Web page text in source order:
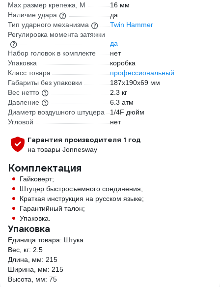
Max размер крепежа, М
16 мм
Наличие удара
да
Тип ударного механизма
Twin Hammer
Регулировка момента затяжки
да
Набор головок в комплекте
нет
Упаковка
коробка
Класс товара
профессиональный
Габариты без упаковки
187х190х69 мм
Вес нетто
2.3 кг
Давление
6.3 атм
Диаметр воздушного штуцера
1/4F дюйм
Угловой
нет
Гарантия производителя 1 год
на товары Jonnesway
Комплектация
Гайковерт;
Штуцер быстросъемного соединения;
Краткая инструкция на русском языке;
Гарантийный талон;
Упаковка.
Упаковка
Единица товара: Штука
Вес, кг: 2.5
Длина, мм: 215
Ширина, мм: 215
Высота, мм: 75